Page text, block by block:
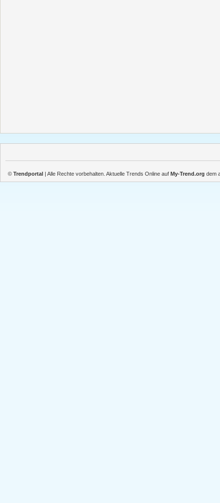
© Trendportal | Alle Rechte vorbehalten. Aktuelle Trends Online auf My-Trend.org dem